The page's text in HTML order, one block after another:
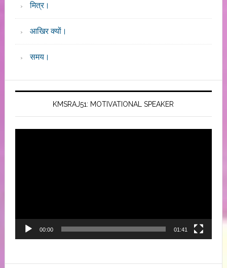
मित्र।
आखिर क्यों।
समय।
KMSRAJ51: MOTIVATIONAL SPEAKER
00:00 01:41